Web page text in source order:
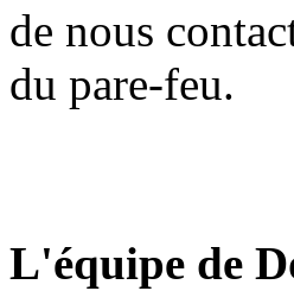
de nous
du pare-feu.
L'équipe de